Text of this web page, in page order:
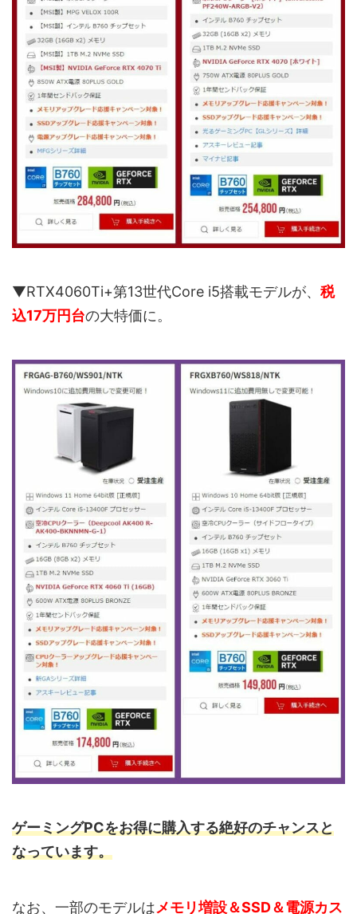
▼RTX4060Ti+第13世代Core i5搭載モデルが、 税
込17万円台の大特価に。
ゲーミングPCをお得に購入する絶好のチャンスと
なっています。
なお、一部のモデルはメモリ増設＆SSD＆電源カス